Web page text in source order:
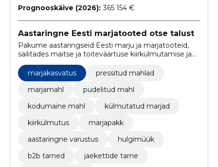
Prognooskäive (2026): 365 154 €
Aastaringne Eesti marjatooted otse talust
Pakume aastaringseid Eesti marju ja marjatooteid,
säilitades maitse ja toiteväärtuse kiirkülmutamise ja
kontrollitud külmladustamisega. Tarnime hulgi ja
jaemüüki ning müüme otse e-poe kaudu.
marjakasvatus
pressitud mahlad
marjamahl
pudelitud mahl
kodumaine mahl
külmutatud marjad
kiirkülmutus
marjapakk
aastaringne varustus
hulgimüük
b2b tarned
jaekettide tarne